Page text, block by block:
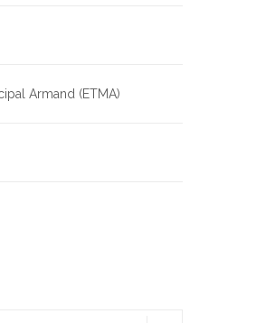
Armand (ETMA)